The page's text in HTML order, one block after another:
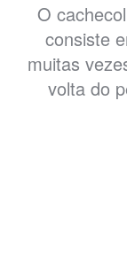
O
consiste
muitas
volta do